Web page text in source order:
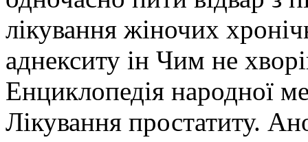
лікування жіночих
аднекситу ін Чим не
Енциклопедія народної
Лікування простатиту.